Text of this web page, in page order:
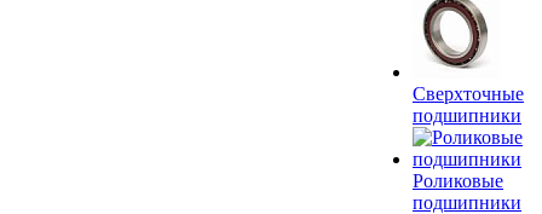
Сверхточные
подшипники
Роликовые
подшипники